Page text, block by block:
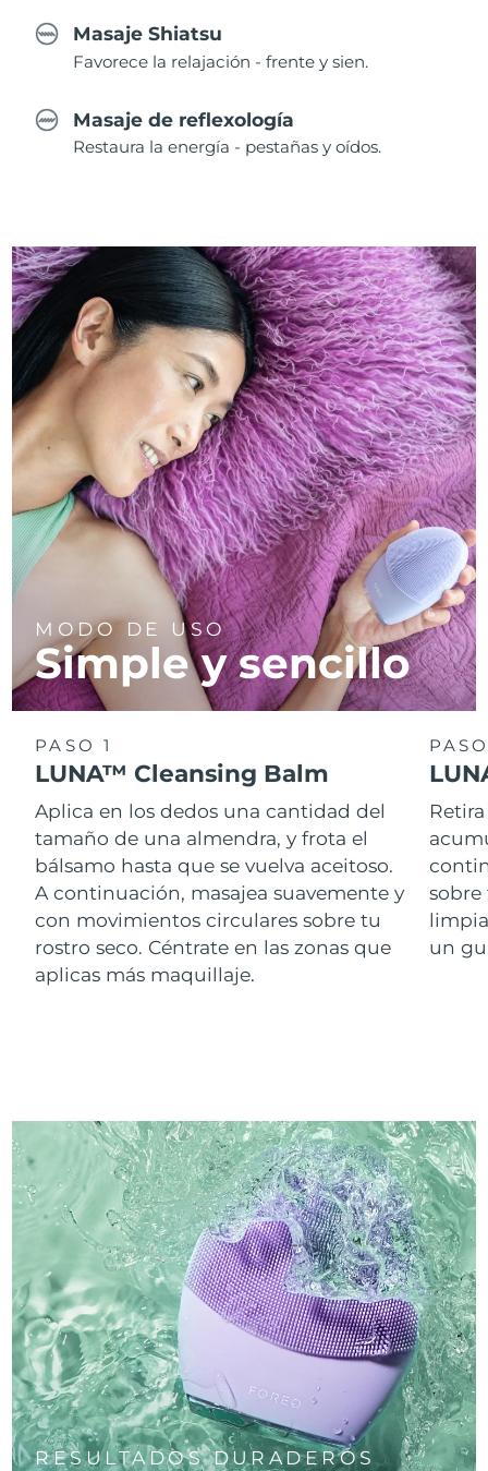
Masaje Shiatsu
Favorece la relajación - frente y sien.
Masaje de reflexología
Restaura la energía - pestañas y oídos.
MODO DE USO
Simple y sencillo
PASO 1
LUNA™ Cleansing Balm
Aplica en los dedos una cantidad del
tamaño de una almendra, y frota el
bálsamo hasta que se vuelva aceitoso.
A continuación, masajea suavemente y
con movimientos circulares sobre tu
rostro seco. Céntrate en las zonas que
aplicas más maquillaje.
un
RESULTADOS DURADEROS